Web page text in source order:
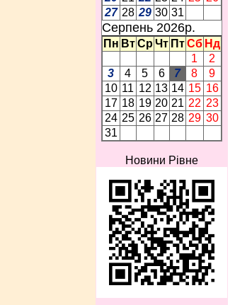
27 28 29 30 31
Серпень 2026p.
Пн Вт Ср Чт Пт Сб Нд
1
2
3
4 5 6 7 8
9
10 11 12 13 14 15 16
17 18 19 20 21 22 23
24 25 26 27 28 29 30
31
Новини Рівне